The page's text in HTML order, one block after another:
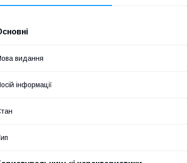
видання
інформації